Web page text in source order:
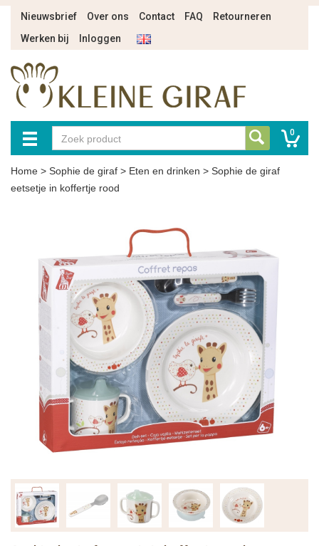
Nieuwsbrief Over ons Contact FAQ
Retourneren
Werken bij
Inloggen
0
Home > Sophie de giraf > Eten en drinken > Sophie de giraf
eetsetje in koffertje rood